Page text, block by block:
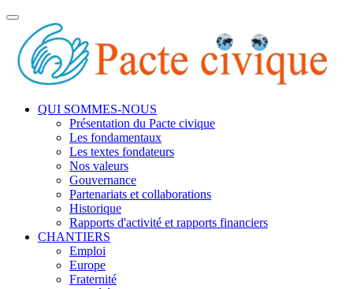
Toggle
navigation
QUI SOMMES-NOUS
Présentation du Pacte civique
Les fondamentaux
Les textes fondateurs
Nos valeurs
Gouvernance
Partenariats et collaborations
Historique
Rapports d'activité et rapports financiers
CHANTIERS
Emploi
Europe
Fraternité